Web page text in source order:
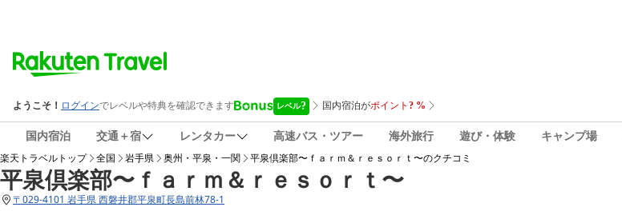
国内宿泊 交通＋宿 レンタカー 高速バス・ツアー 海外旅行 遊び・体験 キャンプ場
楽天トラベルトップ 全国 岩手県 奥州・平泉・一関 平泉倶楽部〜ｆａｒｍ＆ｒｅｓｏｒｔ〜のクチコミ
平泉倶楽部〜ｆａｒｍ＆ｒｅｓｏｒｔ〜
〒029-4101 岩手県 西磐井郡平泉町長島前林78-1